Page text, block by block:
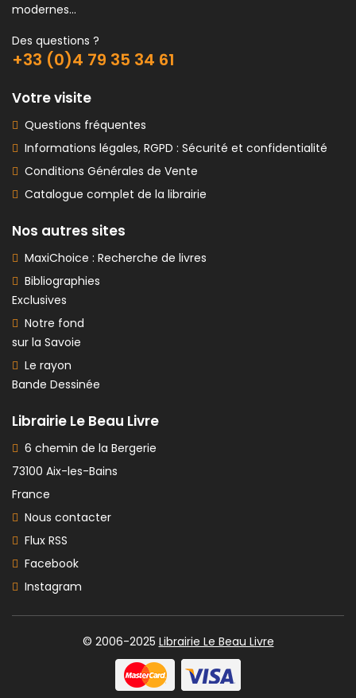
modernes...
Des questions ?
+33 (0)4 79 35 34 61
Votre visite
Questions fréquentes
Informations légales, RGPD : Sécurité et confidentialité
Conditions Générales de Vente
Catalogue complet de la librairie
Nos autres sites
MaxiChoice : Recherche de livres
Bibliographies
Exclusives
Notre fond
sur la Savoie
Le rayon
Bande Dessinée
Librairie Le Beau Livre
6 chemin de la Bergerie
73100 Aix-les-Bains
France
Nous contacter
Flux RSS
Facebook
Instagram
© 2006-2025 Librairie Le Beau Livre